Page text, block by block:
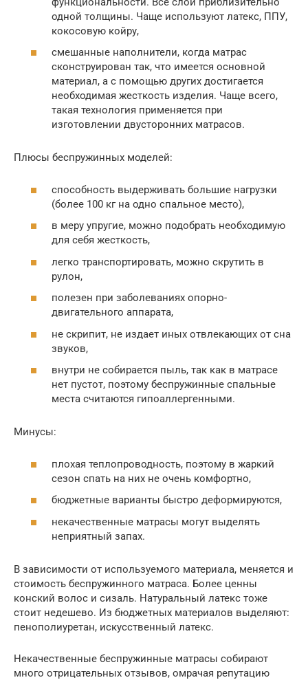
одной толщины. Чаще используют латекс, ППУ,
кокосовую койру,
смешанные наполнители, когда матрас
сконструирован так, что имеется основной
материал, а с помощью других достигается
необходимая жесткость изделия. Чаще всего,
такая технология применяется при
изготовлении двусторонних матрасов.
Плюсы беспружинных моделей:
способность выдерживать большие нагрузки
(более 100 кг на одно спальное место),
в меру упругие, можно подобрать необходимую
для себя жесткость,
легко транспортировать, можно скрутить в
рулон,
полезен при заболеваниях опорно-
двигательного аппарата,
не скрипит, не издает иных отвлекающих от сна
звуков,
внутри не собирается пыль, так как в матрасе
нет пустот, поэтому беспружинные спальные
места считаются гипоаллергенными.
Минусы:
плохая теплопроводность, поэтому в жаркий
сезон спать на них не очень комфортно,
бюджетные варианты быстро деформируются,
некачественные матрасы могут выделять
неприятный запах.
В зависимости от используемого материала, меняется и
стоимость беспружинного матраса. Более ценны
конский волос и сизаль. Натуральный латекс тоже
стоит недешево. Из бюджетных материалов выделяют:
пенополиуретан, искусственный латекс.
Некачественные беспружинные матрасы собирают
много отрицательных отзывов, омрачая репутацию